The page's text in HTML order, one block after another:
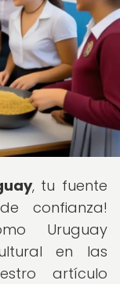
, tu fuente
confianza!
Uruguay
en las
artículo